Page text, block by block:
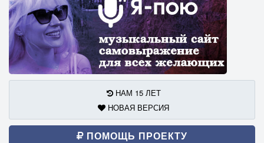
НАМ 15 ЛЕТ
НОВАЯ ВЕРСИЯ
ПОМОЩЬ ПРОЕКТУ